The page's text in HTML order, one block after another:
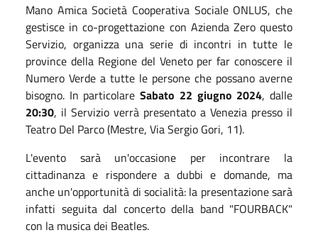
Mano Amica Società Cooperativa Sociale ONLUS, che
gestisce in co-progettazione con Azienda Zero questo
Servizio, organizza una serie di incontri in tutte le
province della Regione del Veneto per far conoscere il
Numero Verde a tutte le persone che possano averne
bisogno. In particolareSabato 22 giugno 2024, dalle
20:30, il Servizio verrà presentato a Venezia presso il
Teatro Del Parco (Mestre, Via Sergio Gori, 11).
L'evento sarà un'occasione per incontrare la
cittadinanza e rispondere a dubbi e domande, ma
anche un'opportunità di socialità: la presentazione sarà
infatti seguita dal concerto della band "FOURBACK"
con la musica dei Beatles.